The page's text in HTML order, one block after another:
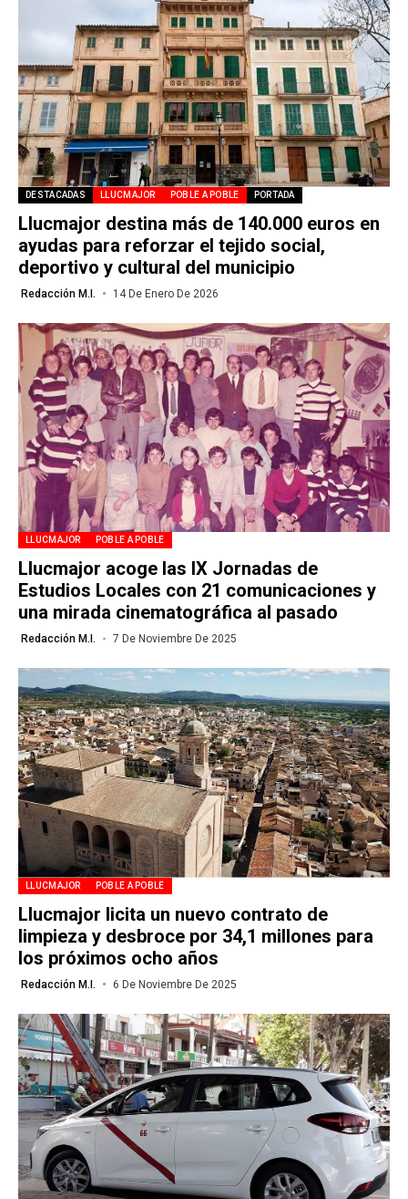
DESTACADAS LLUCMAJOR POBLE A POBLE PORTADA
Llucmajor destina más de 140.000 euros en
ayudas para reforzar el tejido social,
deportivo y cultural del municipio
Redacción M.I. 14 De Enero De 2026
LLUCMAJOR POBLE A POBLE
Llucmajor acoge las IX Jornadas de
Estudios Locales con 21 comunicaciones y
una mirada cinematográfica al pasado
Redacción M.I. 7 De Noviembre De 2025
LLUCMAJOR POBLE A POBLE
Llucmajor licita un nuevo contrato de
limpieza y desbroce por 34,1 millones para
los próximos ocho años
Redacción M.I. 6 De Noviembre De 2025